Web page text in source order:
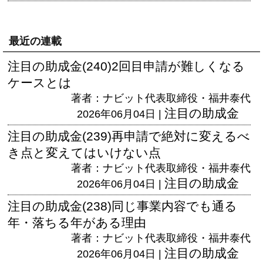
最近の連載
注目の助成金(240)2回目申請が難しくなる
ケースとは
著者：ナビット代表取締役・福井泰代
2026年06月04日 | 注目の助成金
注目の助成金(239)再申請で絶対に変えるべ
き点と変えてはいけない点
著者：ナビット代表取締役・福井泰代
2026年06月04日 | 注目の助成金
注目の助成金(238)同じ事業内容でも通る
年・落ちる年がある理由
著者：ナビット代表取締役・福井泰代
2026年06月04日 | 注目の助成金